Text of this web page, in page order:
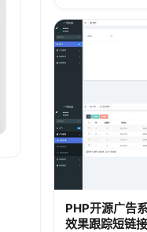
PHP开源广告
效果跟踪短链接